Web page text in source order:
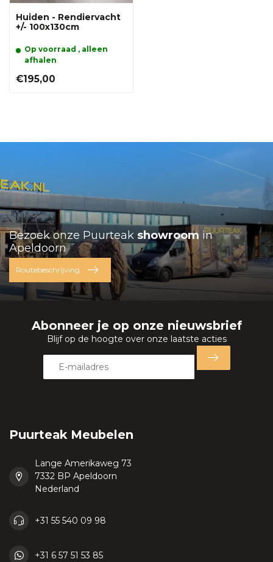
Huiden - Rendiervacht
+/- 100x130cm
Op voorraad , alleen
afhalen
€195,00
Bezoek onze Puurteak showroom in
Apeldoorn
Routebeschrijving
Abonneer je op onze nieuwsbrief
Blijf op de hoogte over onze laatste acties
Puurteak Meubelen
Lange Amerikaweg 73
7332 BP Apeldoorn
Nederland
+31 55 540 09 98
+31 6 57 51 53 85